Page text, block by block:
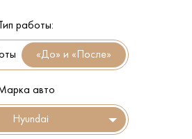
Тип работы:
авто
Hyundai